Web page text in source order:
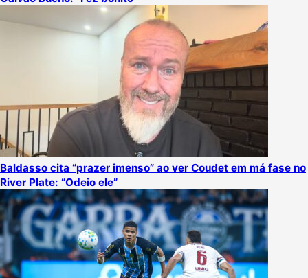
Baldasso cita “prazer imenso” ao ver Coudet em má fase no
River Plate: “Odeio ele”